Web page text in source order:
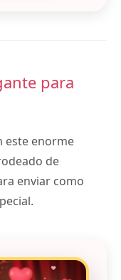
para
este enorme
de
enviar como